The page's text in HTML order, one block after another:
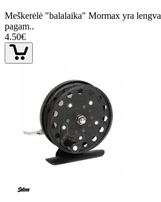
Meškerėlė "balalaika" Mormax yra
pagam..
4.50€